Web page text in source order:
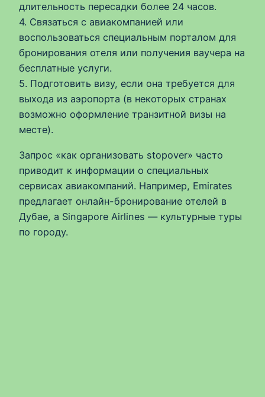
длительность пересадки более 24 часов.
4. Связаться с авиакомпанией или
воспользоваться специальным порталом для
бронирования отеля или получения ваучера на
бесплатные услуги.
5. Подготовить визу, если она требуется для
выхода из аэропорта (в некоторых странах
возможно оформление транзитной визы на
месте).
Запрос «как организовать stopover» часто
приводит к информации о специальных
сервисах авиакомпаний. Например, Emirates
предлагает онлайн-бронирование отелей в
Дубае, а Singapore Airlines — культурные туры
по городу.